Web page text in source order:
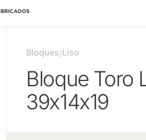
Bloques/Liso
Bloque Toro
39x14x19